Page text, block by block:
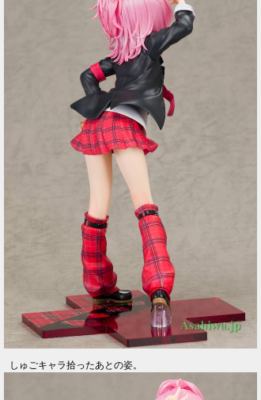
しゅごキャラ拾ったあとの姿。